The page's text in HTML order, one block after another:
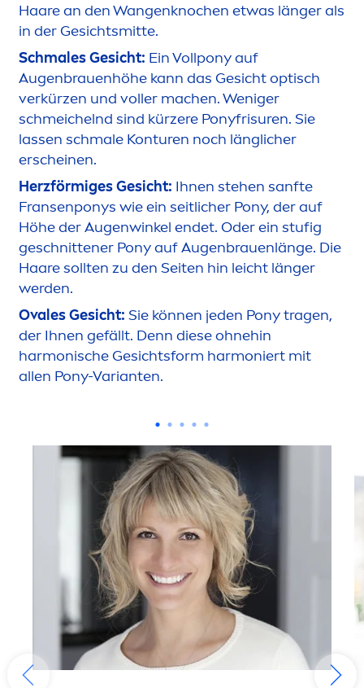
Haare an den Wangenknochen etwas länger als
in der Gesichtsmitte.
Schmales Gesicht: Ein Vollpony auf
Augenbrauenhöhe kann das Gesicht optisch
verkürzen und voller machen. Weniger
schmeichelnd sind kürzere Ponyfrisuren. Sie
lassen schmale Konturen noch länglicher
erscheinen.
Herzförmiges Gesicht: Ihnen stehen sanfte
Fransenponys wie ein seitlicher Pony, der auf
Höhe der Augenwinkel endet. Oder ein stufig
geschnittener Pony auf Augenbrauenlänge. Die
Haare sollten zu den Seiten hin leicht länger
werden.
Ovales Gesicht: Sie können jeden Pony tragen,
der Ihnen gefällt. Denn diese ohnehin
harmonische Gesichtsform harmoniert mit
allen Pony-Varianten.